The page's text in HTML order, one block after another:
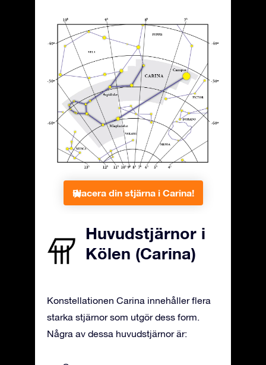
Placera din stjärna i Carina!
Huvudstjärnor i
Kölen (Carina)
Konstellationen Carina innehåller flera
starka stjärnor som utgör dess form.
Några av dessa huvudstjärnor är: